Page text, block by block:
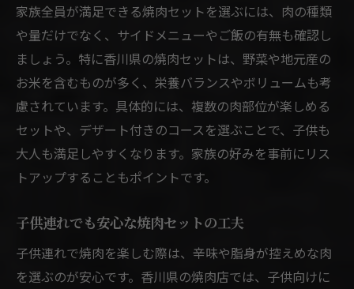
家族全員が満足できる焼肉セットを選ぶには、肉の種類
や量だけでなく、サイドメニューやご飯の有無も確認し
ましょう。特に香川県の焼肉セットは、野菜や地元産の
お米を含むものが多く、栄養バランスやボリュームも考
慮されています。具体的には、複数の肉部位が楽しめる
セットや、デザート付きのコースを選ぶことで、子供も
大人も満足しやすくなります。家族の好みを事前にリス
トアップすることもポイントです。
子供連れでも安心な焼肉セットの工夫
子供連れで焼肉を楽しむ際は、辛味や脂身が控えめな肉
を選ぶのが安心です。香川県の焼肉店では、子供向けに